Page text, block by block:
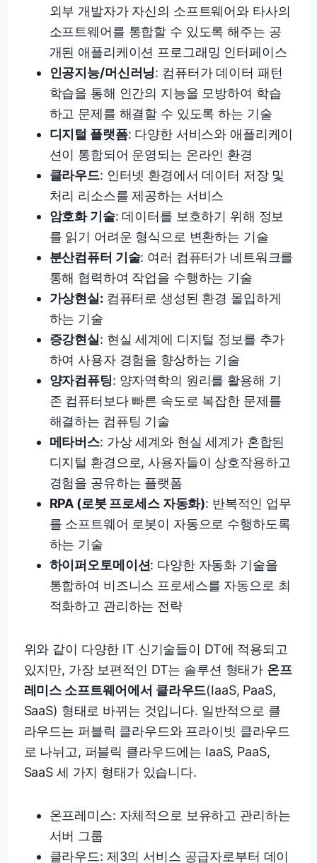
외부 개발자가 자신의 소프트웨어와 타사의
소프트웨어를 통합할 수 있도록 해주는 공
개된 애플리케이션 프로그래밍 인터페이스
인공지능/머신러닝: 컴퓨터가 데이터 패턴
학습을 통해 인간의 지능을 모방하여 학습
하고 문제를 해결할 수 있도록 하는 기술
디지털 플랫폼: 다양한 서비스와 애플리케이
션이 통합되어 운영되는 온라인 환경
클라우드: 인터넷 환경에서 데이터 저장 및
처리 리소스를 제공하는 서비스
암호화 기술: 데이터를 보호하기 위해 정보
를 읽기 어려운 형식으로 변환하는 기술
분산컴퓨터 기술: 여러 컴퓨터가 네트워크를
통해 협력하여 작업을 수행하는 기술
가상현실: 컴퓨터로 생성된 환경 몰입하게
하는 기술
증강현실 : 현실 세계에 디지털 정보를 추가
하여 사용자 경험을 향상하는 기술
양자컴퓨팅: 양자역학의 원리를 활용해 기
존 컴퓨터보다 빠른 속도로 복잡한 문제를
해결하는 컴퓨팅 기술
메타버스: 가상 세계와 현실 세계가 혼합된
디지털 환경으로, 사용자들이 상호작용하고
경험을 공유하는 플랫폼
RPA (로봇 프로세스 자동화): 반복적인 업무
를 소프트웨어 로봇이 자동으로 수행하도록
하는 기술
하이퍼오토메이션: 다양한 자동화 기술을
통합하여 비즈니스 프로세스를 자동으로 최
적화하고 관리하는 전략
위와 같이 다양한 IT 신기술들이 DT에 적용되고
있지만, 가장 보편적인 DT는 솔루션 형태가 온프
레미스 소프트웨어에서 클라우드(IaaS, PaaS,
SaaS) 형태로 바뀌는 것입니다. 일반적으로 클
라우드는 퍼블릭 클라우드와 프라이빗 클라우드
로 나뉘고, 퍼블릭 클라우드에는 IaaS, PaaS,
SaaS 세 가지 형태가 있습니다.
온프레미스: 자체적으로 보유하고 관리하는
서버 그룹
클라우드: 제3의 서비스 공급자로부터 데이